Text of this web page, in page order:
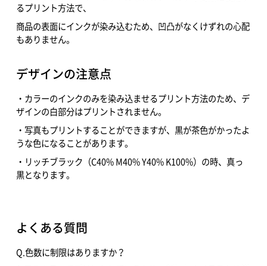
るプリント方法で、
商品の表面にインクが染み込むため、凹凸がなくけずれの心配
もありません。
デザインの注意点
・カラーのインクのみを染み込ませるプリント方法のため、デ
ザインの白部分はプリントされません。
・写真もプリントすることができますが、黒が茶色がかったよ
うな色になることがあります。
・リッチブラック（C40% M40% Y40% K100%）の時、真っ
黒となります。
よくある質問
Q.色数に制限はありますか？